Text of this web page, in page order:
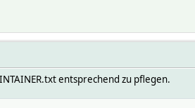
entsprechend zu pflegen.